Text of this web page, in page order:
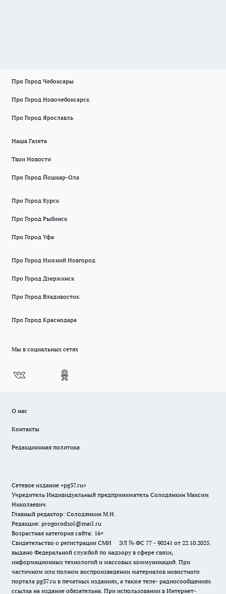
Про Город Чебоксары
Про Город Новочебоксарск
Про Город Ярославль
Наша Газета
Твои Новости
Про Город Йошкар-Ола
Про Город Курск
Про Город Рыбинск
Про Город Уфа
Про Город Нижний Новгород
Про Город Дзержинск
Про Город Владивосток
Про Город Краснодара
Мы в социальных сетях
О нас
Контакты
Редакционная политика
Сетевое издание «pg37.ru»
Учредитель Индивидуальный предприниматель Солодянкин Максим
Николаевич
Главный редактор: Солодянкин М.Н.
Редакция: progorodsol@mail.ru
Возрастная категория сайта: 16+
Свидетельство о регистрации СМИ ЭЛ № ФС 77 - 90241 от 22.10.2025.
выдано Федеральной службой по надзору в сфере связи,
информационных технологий и массовых коммуникаций. При
частичном или полном воспроизведении материалов новостного
портала pg37.ru в печатных изданиях, а также теле- радиосообщениях
ссылка на издание обязательна. При использовании в Интернет-